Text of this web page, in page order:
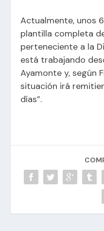
Actualmente, unos
plantilla completa
perteneciente a la
está trabajando
Ayamonte y, según
situación irá
días”.